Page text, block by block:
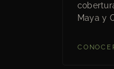
Maya y